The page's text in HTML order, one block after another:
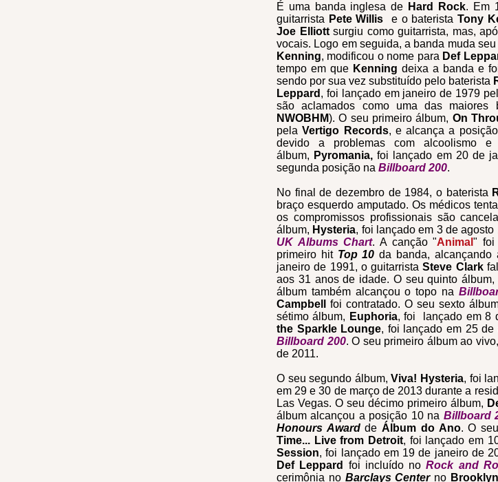
É uma banda inglesa de Hard Rock. Em
guitarrista Pete Willis e o bateristaTony
Joe Elliottsurgiu como guitarrista, mas,
vocais. Logo em seguida, a banda muda seu
Kenning, modificou o nome para Def
tempo em que Kenning deixa a banda e
sendo por sua vez substituído pelo baterista
Leppard , foi lançado em janeiro de 1979
são aclamados como uma das maiores
NWOBHM). O seu primeiro álbum, On
pelaVertigo Records, e alcança a posição
devido a problemas com alcoolismo e
álbum, Pyromania, foi lançado em 20 de
segunda posição na Billboard 200.
No final de dezembro de 1984, o baterista
braço esquerdo amputado.Os médicos
os compromissos profissionais são
álbum, Hysteria, foi lançado em 3 de
UK Albums Chart. A canção "Animal" foi
primeiro hit Top 10 da banda, alcançando
janeiro de 1991, o guitarristaSteve Clark
aos 31 anos de idade. O seu quinto álbum,
álbum também alcançou o topo na
Campbellfoi contratado. O seu sexto
sétimo álbum, Euphoria, foi lançado em 8
the Sparkle Lounge, foi lançado em 25
Billboard 200. O seu primeiro álbum ao vivo,
de 2011.
O seu segundo álbum,Viva! Hysteria, foi
em 29 e 30 de março de 2013 durante a
Las Vegas. O seu décimo primeiro álbum,
álbum alcançou a posição 10 na Billboard
Honours AwarddeÁlbum do Ano. O
Time... Live from Detroit, foi lançado em
Session, foi lançado em 19 de janeiro de
Def Leppard foi incluído noRock and
cerimônia no Barclays Centerno Brooklyn